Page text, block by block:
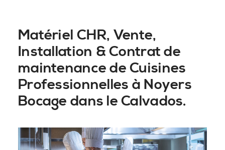
Matériel CHR, Vente,
Installation & Contrat de
maintenance de Cuisines
Professionnelles à Noyers
Bocage dans le Calvados.